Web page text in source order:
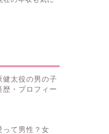
健太役の男の子
歴・プロフィー
って男性？女